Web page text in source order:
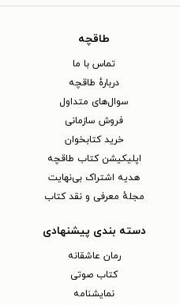
طاقچه
تماس با ما
دربارهٔ طاقچه
سوال‌های متداول
فروش سازمانی
خرید کتابخوان
اپلیکیشن کتاب طاقچه
هدیه اشتراک بی‌نهایت
مجلهٔ معرفی و نقد کتاب
دسته بندی پیشنهادی
رمان عاشقانه
کتاب‌ صوتی
نمایشنامه